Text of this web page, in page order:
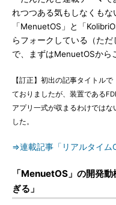
れつつある気もしなくも
「MenuetOS」と「
らフォークしている（た
で、まずはMenuetOSから
【訂正】初出の記事タイトル
ておりましたが、装置である
アプリ一式が収まるわけではな
した。
⇒連載記事「リアルタイム
「MenuetOS」の開発
ぎる」